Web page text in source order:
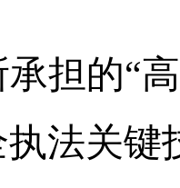
担的“
法关键